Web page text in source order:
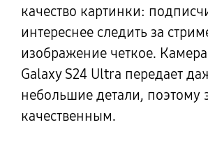
качество картинки:
интереснее следить за
изображение четкое.
Galaxy S24 Ultra передает
небольшие детали, поэтому
качественным.